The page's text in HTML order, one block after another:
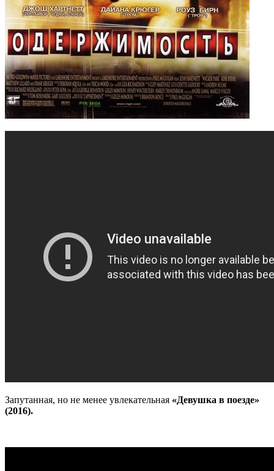
Запутанная, но не менее увлекательная «Девушка в поезде»
(2016).